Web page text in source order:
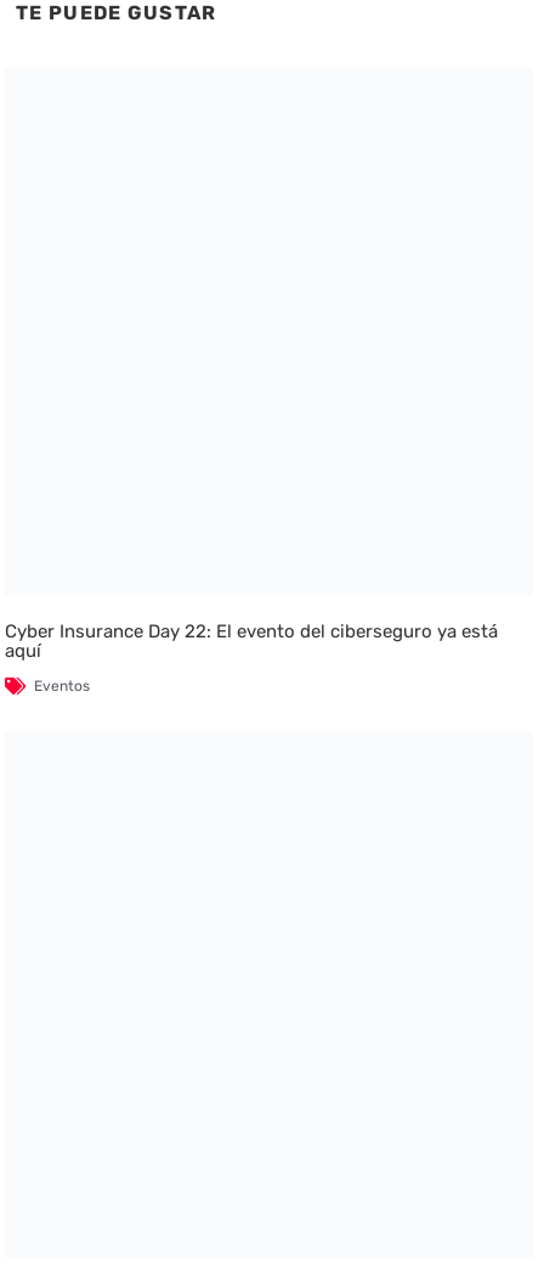
TE PUEDE GUSTAR
Cyber Insurance Day 22: El evento del ciberseguro ya está
aquí
Eventos